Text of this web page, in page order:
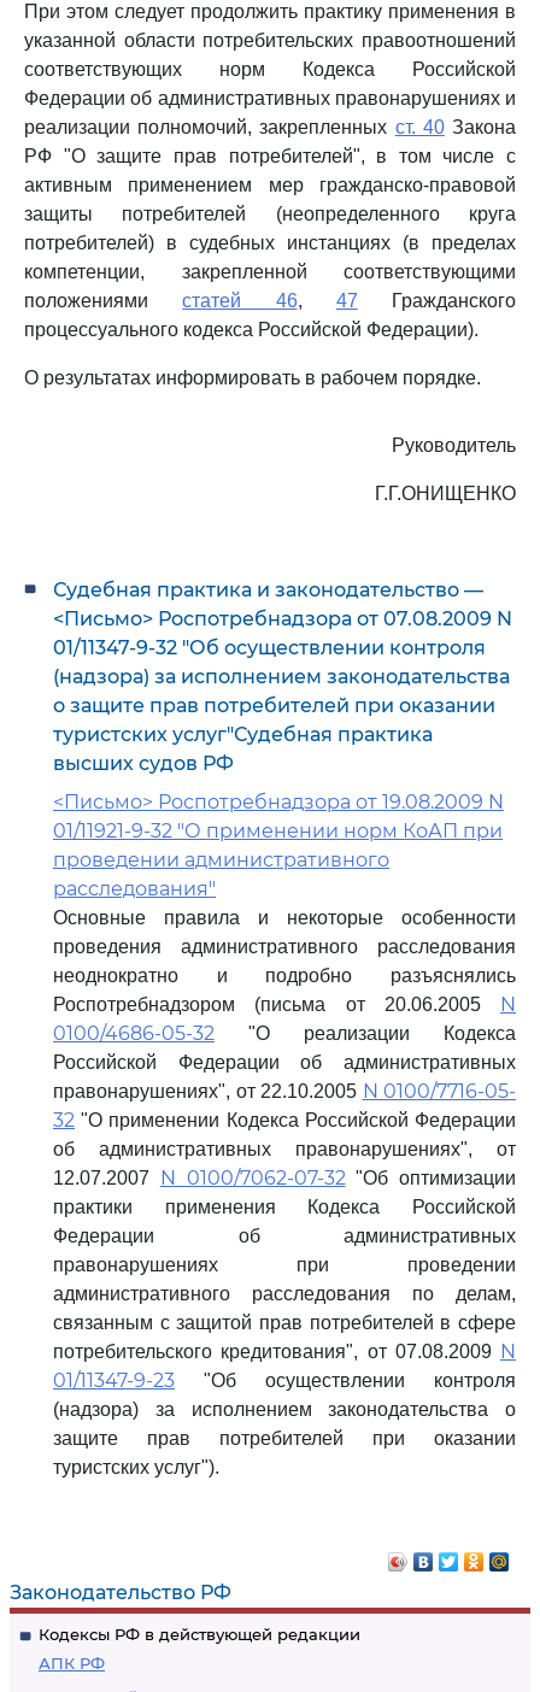
Законодательство РФ
Кодексы РФ в действующей редакции
АПК РФ
При этом следует продолжить практику применения в
указанной области потребительских правоотношений
соответствующих норм Кодекса Российской
Федерации об административных правонарушениях и
реализации полномочий, закрепленных ст. 40Закона
РФ "О защите прав потребителей", в том числе с
активным применением мер гражданско-правовой
защиты потребителей (неопределенного круга
потребителей) в судебных инстанциях (в пределах
компетенции, закрепленной соответствующими
положениямистатей 46, 47 Гражданского
процессуального кодекса Российской Федерации).
О результатах информировать в рабочем порядке.
Руководитель
Г.Г.ОНИЩЕНКО
Судебная практика и законодательство —
<Письмо> Роспотребнадзора от 07.08.2009 N
01/11347-9-32 "Об осуществлении контроля
(надзора) за исполнением законодательства
о защите прав потребителей при оказании
туристских услуг"Судебная практика
высших судов РФ
<Письмо> Роспотребнадзора от 19.08.2009 N
01/11921-9-32 "О применении норм КоАП при
проведении административного
расследования"
Основные правила и некоторые особенности
проведения административного расследования
неоднократно и подробно разъяснялись
Роспотребнадзором (письма от 20.06.2005 N
0100/4686-05-32 "О реализации Кодекса
Российской Федерации об административных
правонарушениях", от 22.10.2005 N 0100/7716-05-
32 "О применении Кодекса Российской Федерации
об административных правонарушениях", от
12.07.2007 N 0100/7062-07-32 "Об оптимизации
практики применения Кодекса Российской
Федерации об административных
правонарушениях при проведении
административного расследования по делам,
связанным с защитой прав потребителей в сфере
потребительского кредитования", от 07.08.2009 N
01/11347-9-23 "Об осуществлении контроля
(надзора) за исполнением законодательства о
защите прав потребителей при оказании
туристских услуг").